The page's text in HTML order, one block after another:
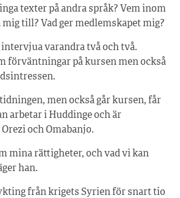
texter på andra språk? Vem inom
mig till? Vad ger medlemskapet mig?
varandra två och två.
förväntningar på kursen men också
men också går kursen, får
arbetar i Huddinge och är
och Omabanjo.
mina rättigheter, och vad vi kan
han.
från krigets Syrien för snart tio